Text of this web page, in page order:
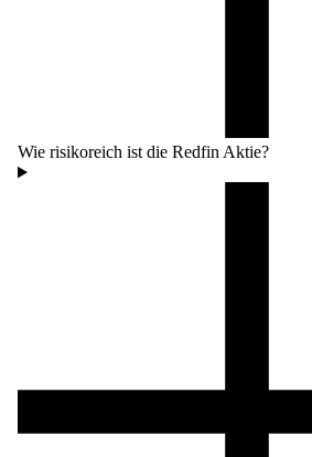
Wie risikoreich ist die Redfin Aktie?